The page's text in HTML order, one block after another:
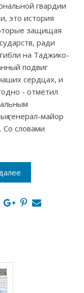
гвардии
это история
защищая
ради
на Таджико-
подвиг
сердцах, и
- отметил
генерал-майор
Со словами